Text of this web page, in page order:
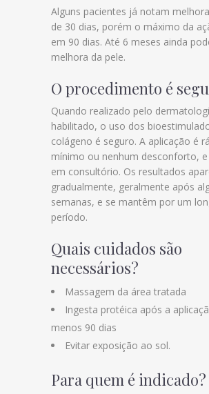
Alguns pacientes já notam
de 30 dias, porém o máximo da
em 90 dias. Até 6 meses ainda
melhora da pele.
O procedimento é
Quando realizado pelo
habilitado, o uso dos
colágeno é seguro. A aplicação é
mínimo ou nenhum desconforto, e
em consultório. Os resultados
gradualmente, geralmente após
semanas, e se mantêm por um
período.
Quais cuidados são
necessários?
Massagem da área tratada
Ingesta protéica após a
menos 90 dias
Evitar exposição ao sol.
Para quem é indicado?